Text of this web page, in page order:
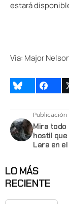
estará
Via: Major
Mira todo
hostil
Lara en
LO MÁS
RECIENTE